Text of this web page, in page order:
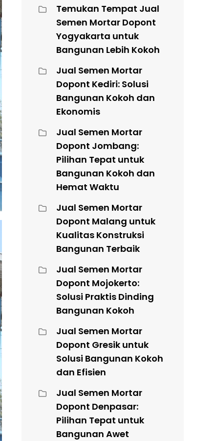
Temukan Tempat Jual
Semen Mortar Dopont
Yogyakarta untuk
Bangunan Lebih Kokoh
Jual Semen Mortar
Dopont Kediri: Solusi
Bangunan Kokoh dan
Ekonomis
Jual Semen Mortar
Dopont Jombang:
Pilihan Tepat untuk
Bangunan Kokoh dan
Hemat Waktu
Jual Semen Mortar
Dopont Malang untuk
Kualitas Konstruksi
Bangunan Terbaik
Jual Semen Mortar
Dopont Mojokerto:
Solusi Praktis Dinding
Bangunan Kokoh
Jual Semen Mortar
Dopont Gresik untuk
Solusi Bangunan Kokoh
dan Efisien
Jual Semen Mortar
Dopont Denpasar:
Pilihan Tepat untuk
Bangunan Awet